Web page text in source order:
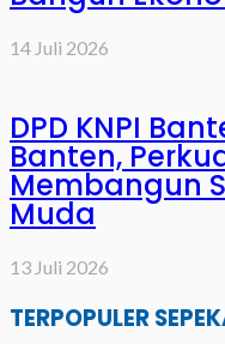
14 Juli 2026
DPD KNPI
Banten,
Membangun
Muda
13 Juli 2026
TERPOPULER